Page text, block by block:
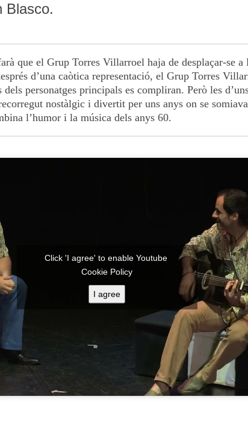
Blasco.
que el Grup Torres Villarroel haja de desplaçar-se
d’una caòtica representació, el Grup Torres
dels personatges principals es compliran. Però les
nostàlgic i divertit per uns anys on se
l’humor i la música dels anys 60.
Click 'I agree' to enable Youtube
Cookie Policy
I agree